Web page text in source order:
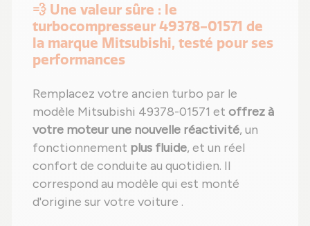
💨 Une valeur sûre : le
turbocompresseur 49378-01571 de
la marque Mitsubishi, testé pour ses
performances
Remplacez votre ancien turbo par le
modèle Mitsubishi 49378-01571 et offrez à
votre moteur une nouvelle réactivité, un
fonctionnement plus fluide, et un réel
confort de conduite au quotidien. Il
correspond au modèle qui est monté
d'origine sur votre voiture .